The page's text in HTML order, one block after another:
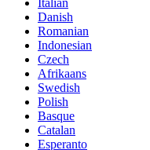
Danish
Romanian
Indonesian
Czech
Afrikaans
Swedish
Polish
Basque
Catalan
Esperanto